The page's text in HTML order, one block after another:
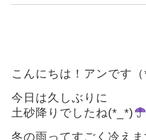
こんにちは！アンです（
今日は久しぶりに
土砂降りでしたね(*_*)
冬の雨ってすごく冷えま